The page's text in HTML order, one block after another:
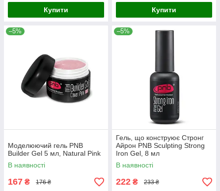
Купити Купити
–5%
Моделюючий гель PNB
Builder Gel 5 мл, Natural Pink
В наявності
167 ₴ 176 ₴
–5%
Гель, що конструює Стронг
Айрон PNB Sculpting Strong
Iron Gel, 8 мл
В наявності
222 ₴ 233 ₴